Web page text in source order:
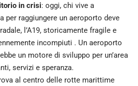
in crisi: oggi, chi vive a
per raggiungere un aeroporto deve
l’A19, storicamente fragile e
incompiuti . Un aeroporto
un motore di sviluppo per un’area
servizi e speranza.
al centro delle rotte marittime